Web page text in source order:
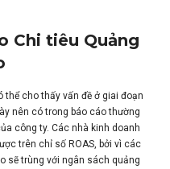
Chi tiêu Quảng
cho thấy vấn đề ở giai đoạn
nên có trong báo cáo thường
công ty. Các nhà kinh doanh
trên chỉ số ROAS, bởi vì các
sẽ trùng với ngân sách quảng